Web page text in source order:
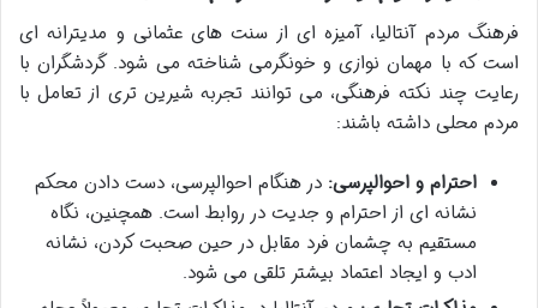
فرهنگ مردم آنتالیا، آمیزه ای از سنت های عثمانی و مدیترانه ای
است که با مهمان نوازی و خونگرمی شناخته می شود. گردشگران با
رعایت چند نکته فرهنگی، می توانند تجربه شیرین تری از تعامل با
مردم محلی داشته باشند:
احترام و احوالپرسی: در هنگام احوالپرسی، دست دادن محکم
نشانه ای از احترام و جدیت در روابط است. همچنین، نگاه
مستقیم به چشمان فرد مقابل در حین صحبت کردن، نشانه
ادب و ایجاد اعتماد بیشتر تلقی می شود.